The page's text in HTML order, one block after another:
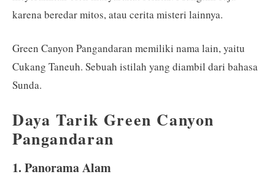
karena beredar mitos, atau cerita misteri lainnya.
Green Canyon Pangandaran memiliki nama lain, yaitu
Cukang Taneuh. Sebuah istilah yang diambil dari bahasa
Sunda.
Daya Tarik Green Canyon
Pangandaran
1. Panorama Alam